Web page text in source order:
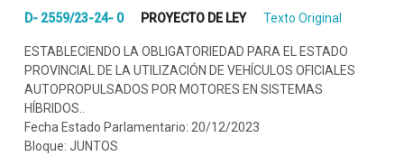
D- 2559/23-24- 0 PROYECTO DE LEY Texto Original
ESTABLECIENDO LA OBLIGATORIEDAD PARA EL ESTADO
PROVINCIAL DE LA UTILIZACIÓN DE VEHÍCULOS OFICIALES
AUTOPROPULSADOS POR MOTORES EN SISTEMAS
HÍBRIDOS..
Fecha Estado Parlamentario: 20/12/2023
Bloque: JUNTOS